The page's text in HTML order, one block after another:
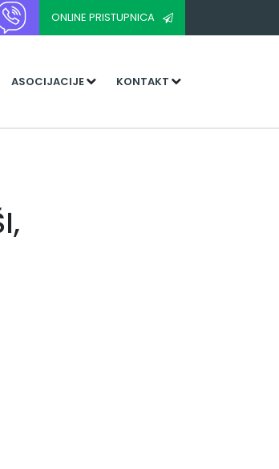
ONLINE PRISTUPNICA
ASOCIJACIJE KONTAKT